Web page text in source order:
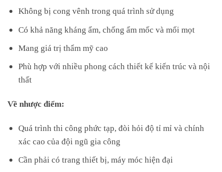
Không bị cong vênh trong quá trình sử dụng
Có khả năng kháng ẩm, chống ẩm mốc và mối mọt
Mang giá trị thẩm mỹ cao
Phù hợp với nhiều phong cách thiết kế kiến trúc và nội
thất
Về nhược điểm:
Quá trình thi công phức tạp, đòi hỏi độ tỉ mỉ và chính
xác cao của đội ngũ gia công
Cần phải có trang thiết bị, máy móc hiện đại